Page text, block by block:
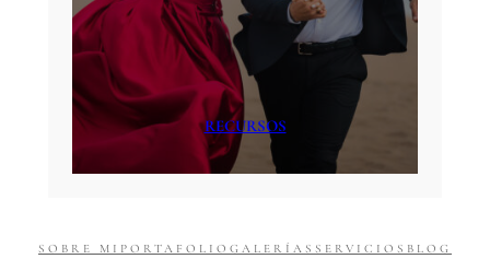
RECURSOS
SOBRE MI PORTAFOLIO GALERÍAS SERVICIOS BLOG